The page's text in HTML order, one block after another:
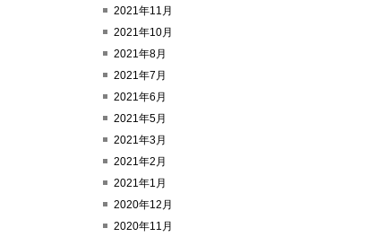
2021年11月
2021年10月
2021年8月
2021年7月
2021年6月
2021年5月
2021年3月
2021年2月
2021年1月
2020年12月
2020年11月